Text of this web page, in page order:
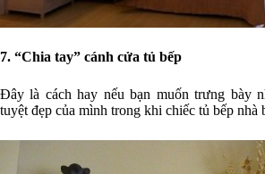
7. “Chia tay” cánh cửa tủ bếp
Đây là cách hay nếu bạn muốn trưng bày
tuyệt đẹp của mình trong khi chiếc tủ bếp nhà